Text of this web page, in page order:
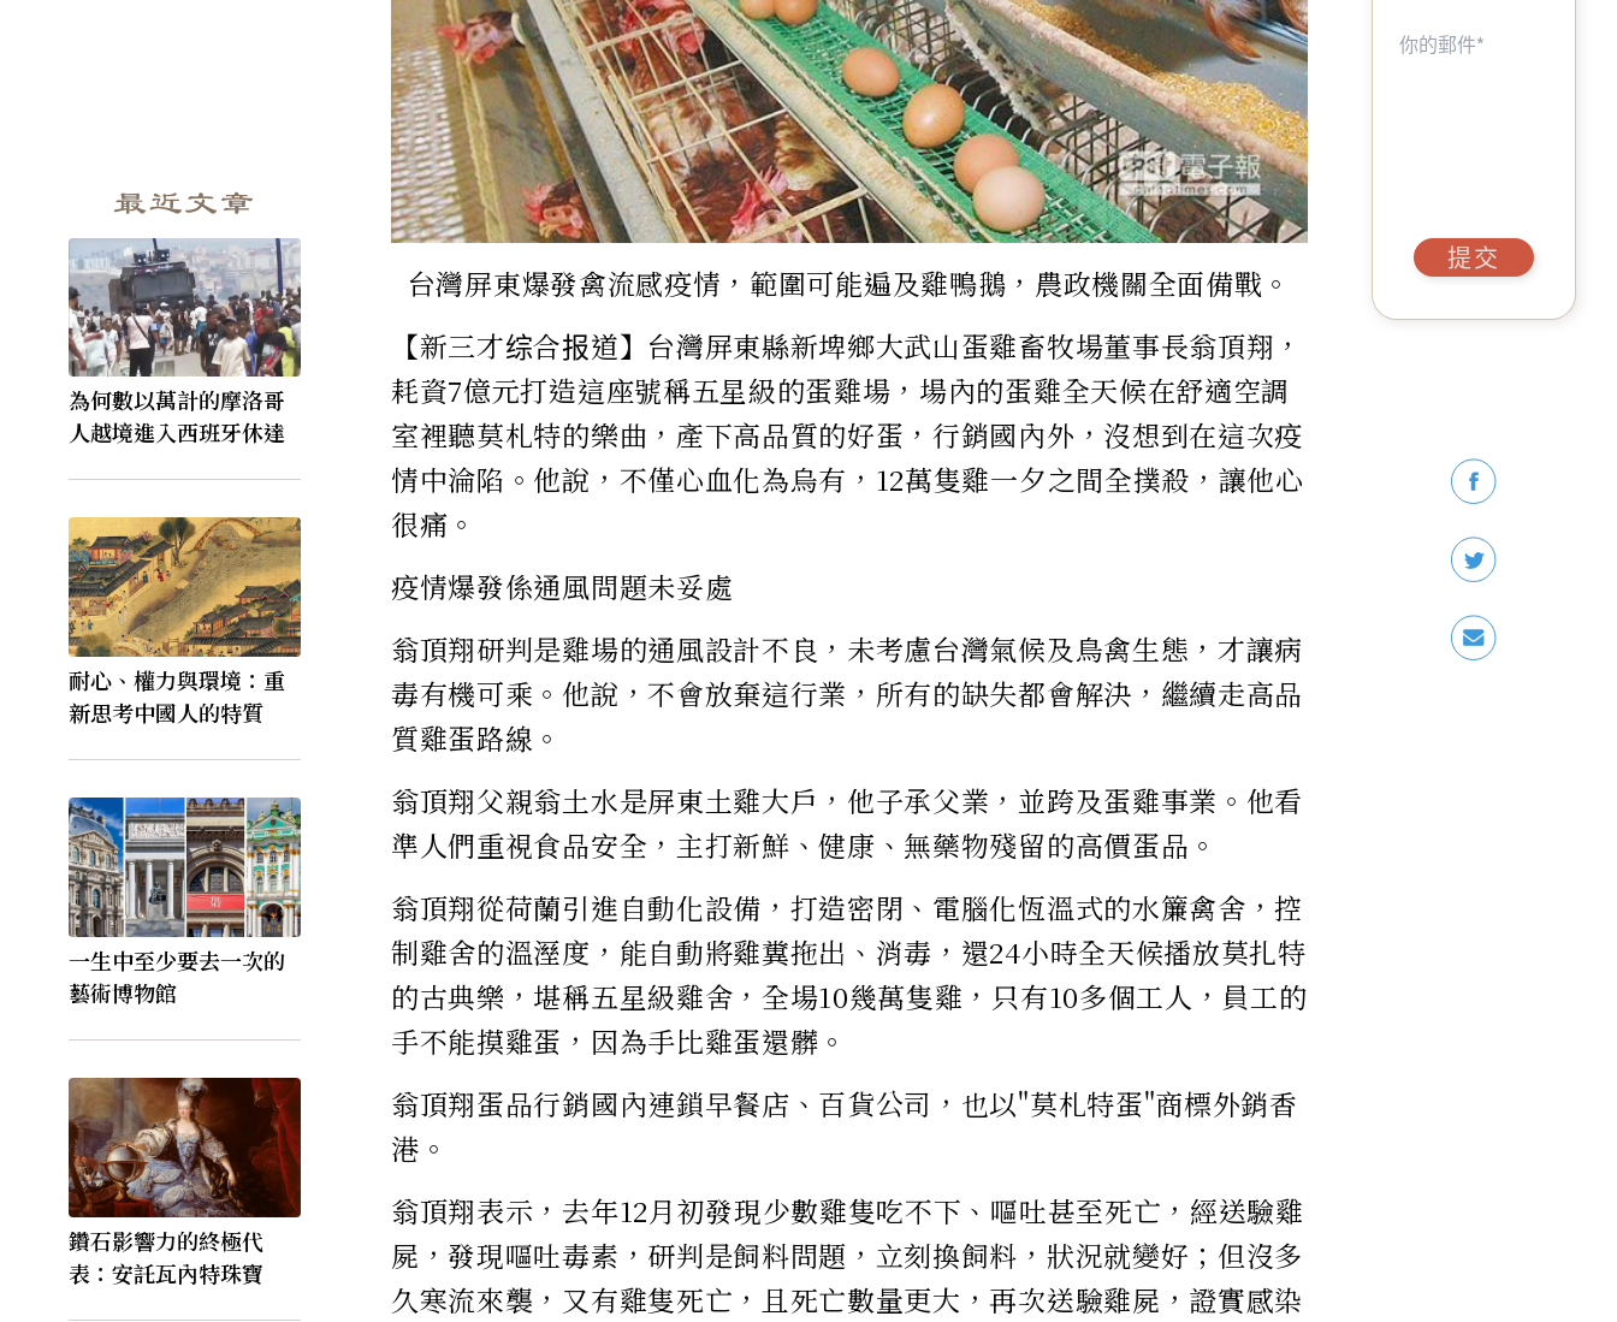
最近文章
為何數以萬計的摩洛哥
人越境進入西班牙休達
耐心、權力與環境：重
新思考中國人的特質
一生中至少要去一次的
藝術博物館
鑽石影響力的終極代
表：安託瓦內特珠寶
台灣屏東爆發禽流感疫情，範圍可能遍及雞鴨鵝，農政機關全面備戰。
【新三才综合报道】台灣屏東縣新埤鄉大武山蛋雞畜牧場董事長翁頂翔，
耗資7億元打造這座號稱五星級的蛋雞場，場內的蛋雞全天候在舒適空調
室裡聽莫札特的樂曲，產下高品質的好蛋，行銷國內外，沒想到在這次疫
情中淪陷。他說，不僅心血化為烏有，12萬隻雞一夕之間全撲殺，讓他心
很痛。
疫情爆發係通風問題未妥處
翁頂翔研判是雞場的通風設計不良，未考慮台灣氣候及鳥禽生態，才讓病
毒有機可乘。他說，不會放棄這行業，所有的缺失都會解決，繼續走高品
質雞蛋路線。
翁頂翔父親翁土水是屏東土雞大戶，他子承父業，並跨及蛋雞事業。他看
準人們重視食品安全，主打新鮮、健康、無藥物殘留的高價蛋品。
翁頂翔從荷蘭引進自動化設備，打造密閉、電腦化恆溫式的水簾禽舍，控
制雞舍的溫溼度，能自動將雞糞拖出、消毒，還24小時全天候播放莫扎特
的古典樂，堪稱五星級雞舍，全場10幾萬隻雞，只有10多個工人，員工的
手不能摸雞蛋，因為手比雞蛋還髒。
翁頂翔蛋品行銷國內連鎖早餐店、百貨公司，也以"莫札特蛋"商標外銷香
港。
翁頂翔表示，去年12月初發現少數雞隻吃不下、嘔吐甚至死亡，經送驗雞
屍，發現嘔吐毒素，研判是飼料問題，立刻換飼料，狀況就變好；但沒多
久寒流來襲，又有雞隻死亡，且死亡數量更大，再次送驗雞屍，證實感染
提交